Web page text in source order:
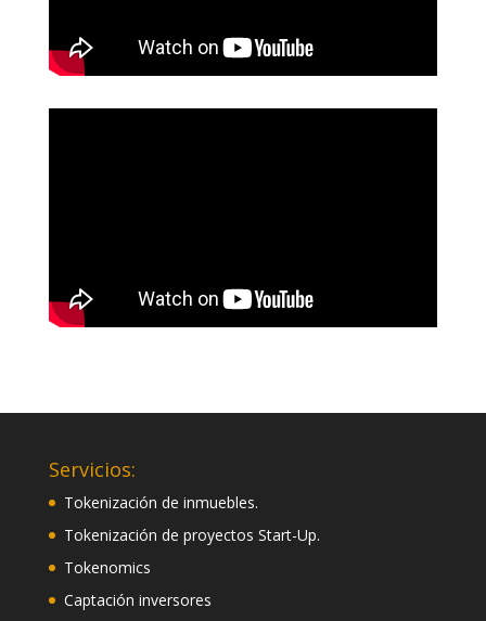
Servicios:
Tokenización de inmuebles.
Tokenización de proyectos Start-Up.
Tokenomics
Captación inversores